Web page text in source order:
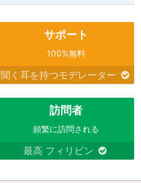
サポート
100%無料
聞く耳を持つモデレーター
訪問者
頻繁に訪問される
最高 フィリピン